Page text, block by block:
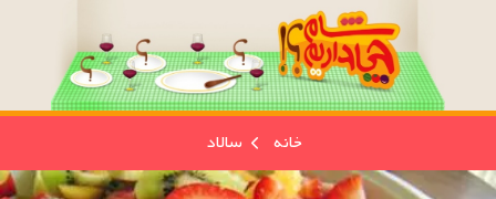
خانه سالاد